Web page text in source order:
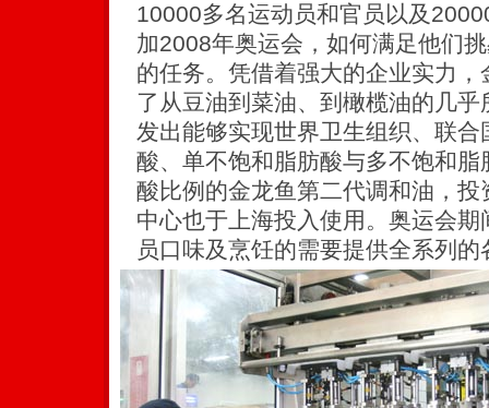
10000多名运动员和官员以及
加2008年奥运会，如何满足他们
的任务。凭借着强大的企业实力
了从豆油到菜油、到橄榄油的几
发出能够实现世界卫生组织、联
酸、单不饱和脂肪酸与多不饱和
酸比例的金龙鱼第二代调和油，
中心也于上海投入使用。奥运会
员口味及烹饪的需要提供全系列的